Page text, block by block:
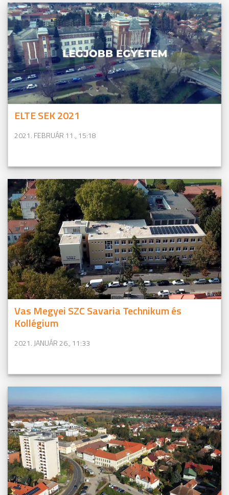
ELTE SEK 2021
2021. FEBRUÁR 11., 15:18
Vas Megyei SZC Savaria Technikum és
Kollégium
2021. JANUÁR 26., 11:33